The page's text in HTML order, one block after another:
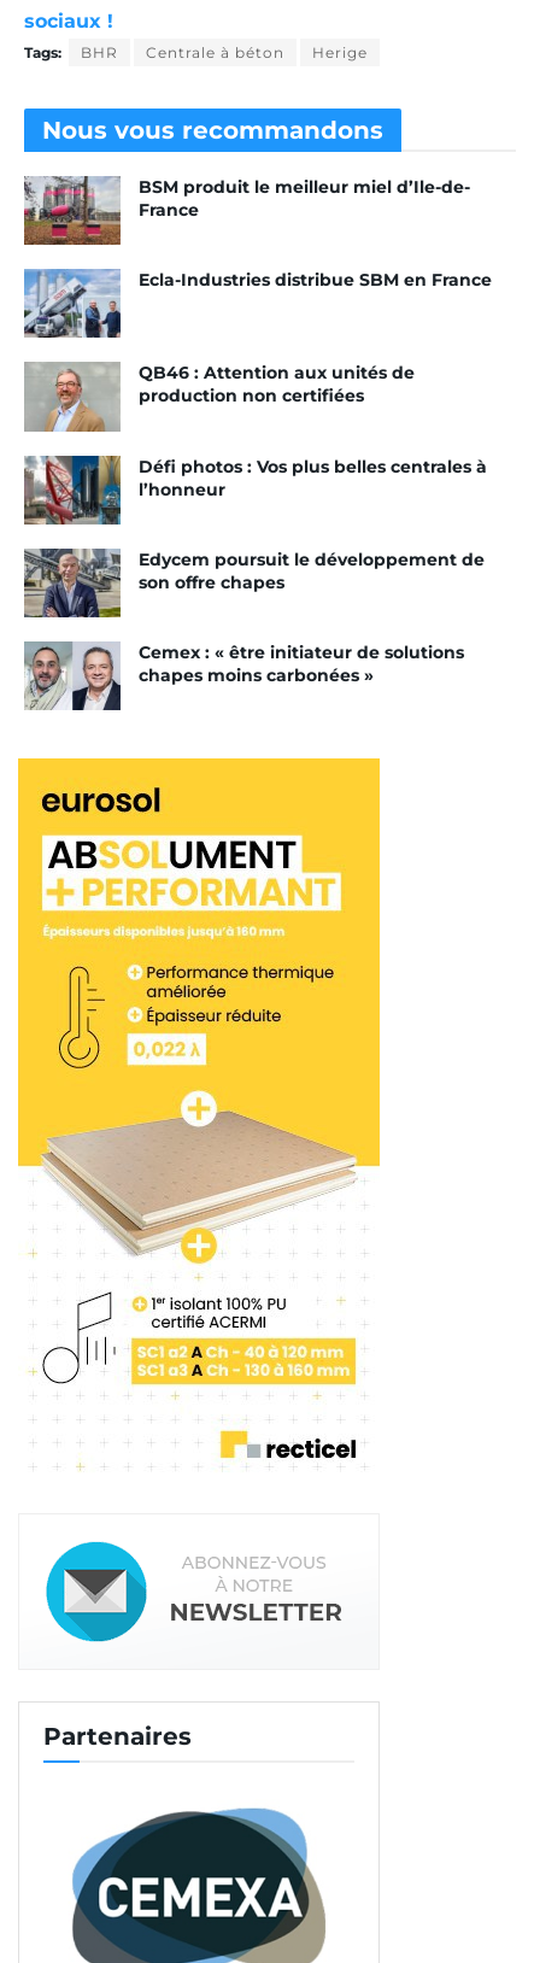
sociaux !
Tags: BHR Centrale à béton Herige
Nous vous recommandons
BSM produit le meilleur miel d’Ile-de-
France
Ecla-Industries distribue SBM en France
QB46 : Attention aux unités de
production non certifiées
Défi photos : Vos plus belles centrales à
l’honneur
Edycem poursuit le développement de
son offre chapes
Cemex : « être initiateur de solutions
chapes moins carbonées »
Partenaires